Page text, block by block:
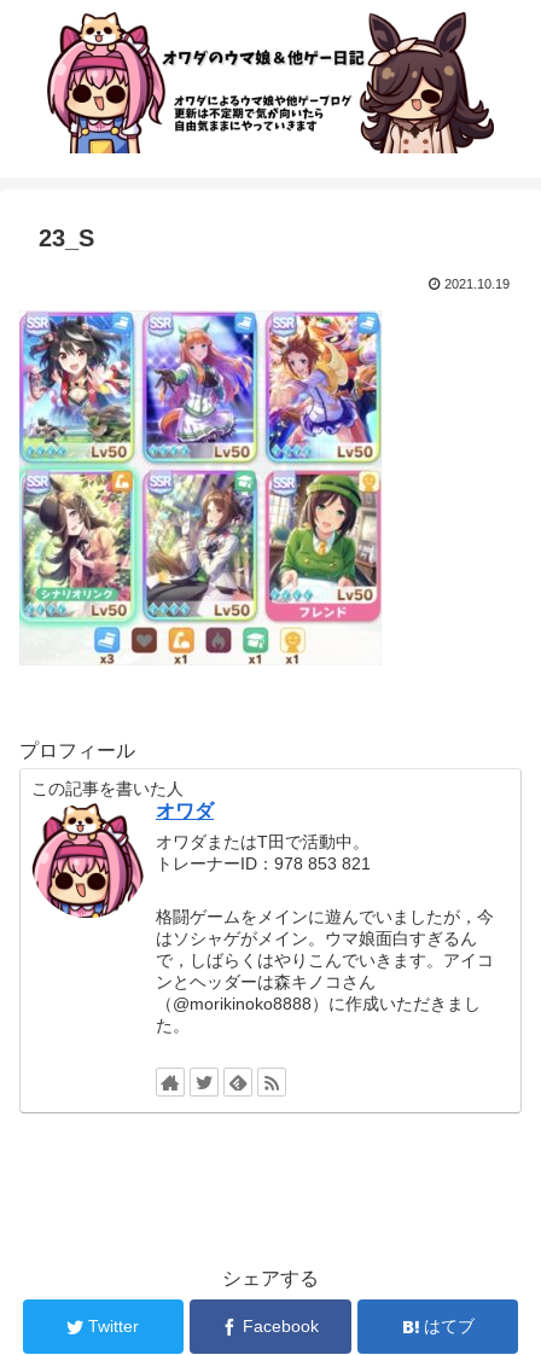
23_S
2021.10.19
プロフィール
この記事を書いた人
オワダ
オワダまたはT田で活動中。
トレーナーID：978 853 821
格闘ゲームをメインに遊んでいましたが，今
はソシャゲがメイン。ウマ娘面白すぎるん
で，しばらくはやりこんでいきます。アイコ
ンとヘッダーは森キノコさん
（@morikinoko8888）に作成いただきまし
た。
シェアする
Twitter Facebook はてブ